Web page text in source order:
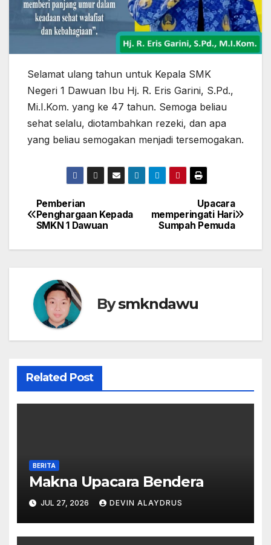
Selamat ulang tahun untuk Kepala SMK
Negeri 1 Dawuan Ibu Hj. R. Eris Garini, S.Pd.,
Mi.I.Kom. yang ke 47 tahun. Semoga beliau
sehat selalu, diotambahkan rezeki, dan apa
yang beliau semogakan menjadi tersemogakan.
Navigasi
pos
Upacara
memperingati Hari
Sumpah Pemuda
Pemberian
Penghargaan Kepada
SMKN 1 Dawuan
Bysmkndawu
Related Post
BERITA
Makna Upacara Bendera
JUL 27, 2026 DEVIN ALAYDRUS